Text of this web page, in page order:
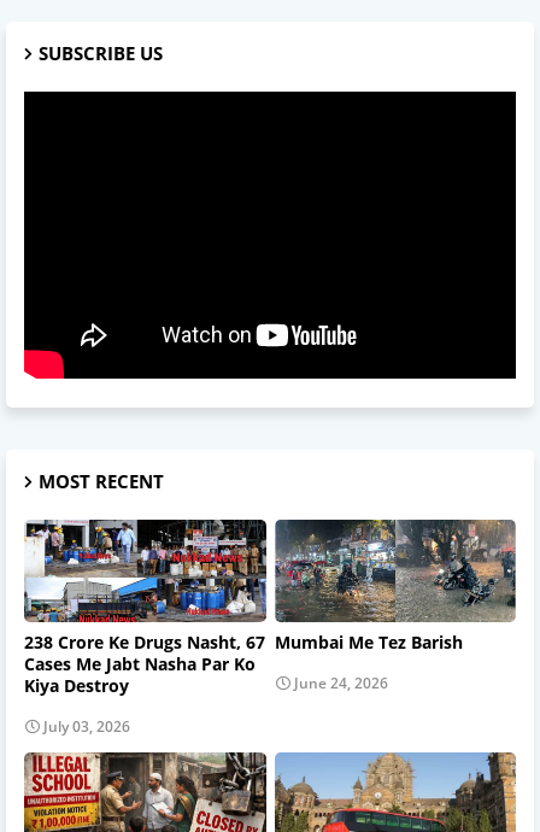
SUBSCRIBE US
MOST RECENT
238 Crore Ke Drugs Nasht, 67
Cases Me Jabt Nasha Par Ko
Kiya Destroy
July 03, 2026
Mumbai Me Tez Barish
June 24, 2026